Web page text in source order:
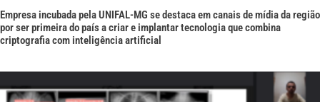
Empresa incubada pela UNIFAL-MG se destaca em canais de mídia da região
por ser primeira do país a criar e implantar tecnologia que combina
criptografia com inteligência artificial